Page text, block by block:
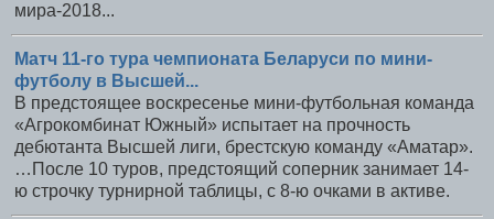
мира-2018...
Матч 11-го тура чемпионата Беларуси по мини-
футболу в Высшей...
В предстоящее воскресенье мини-футбольная команда
«Агрокомбинат Южный» испытает на прочность
дебютанта Высшей лиги, брестскую команду «Аматар».
…После 10 туров, предстоящий соперник занимает 14-
ю строчку турнирной таблицы, с 8-ю очками в активе.